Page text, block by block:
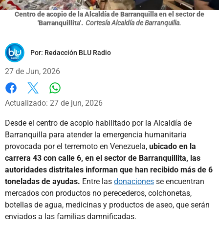
Centro de acopio de la Alcaldía de Barranquilla en el sector de
'Barranquillita'. Cortesía Alcaldía de Barranquilla.
Por: Redacción BLU Radio
27 de Jun, 2026
Facebook
X
Actualizado: 27 de jun, 2026
Desde el centro de acopio habilitado por la Alcaldía de
Barranquilla para atender la emergencia humanitaria
provocada por el terremoto en Venezuela, ubicado en la
carrera 43 con calle 6, en el sector de Barranquillita, las
autoridades distritales informan que han recibido más de 6
toneladas de ayudas. Entre las donaciones se encuentran
mercados con productos no perecederos, colchonetas,
botellas de agua, medicinas y productos de aseo, que serán
enviados a las familias damnificadas.